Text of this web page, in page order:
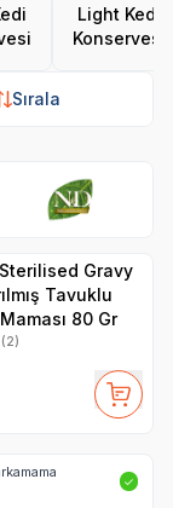
Light Kedi
Konservesi
Sırala
Gravy
Tavuklu
80 Gr
(2)
✓